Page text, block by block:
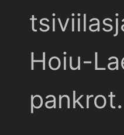
Hoiu-
pankrot.